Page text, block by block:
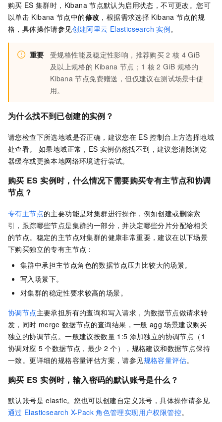
购买 ES 集群时，Kibana 节点默认为启用状态，不可更改。您可
以单击 Kibana 节点中的修改 ， 根据需求选择 Kibana 节点的规
格，具体操作请参见创建阿里云 Elasticsearch 实例。
重要 受规格性能及稳定性影响，推荐购买 2 核 4 GiB
及以上规格的 Kibana 节点；1 核 2 GiB 规格的
Kibana 节点免费赠送，但仅建议在测试场景中使
用。
为什么找不到已创建的实例？
请您检查下所选地域是否正确，建议您在 ES 控制台上方选择地域
处查看。 如果地域正常，ES 实例仍然找不到，建议您清除浏览
器缓存或更换本地网络环境进行尝试。
购买 ES 实例时，什么情况下需要购买专有主节点和协调
节点？
专有主节点的主要功能是对集群进行操作，例如创建或删除索
引，跟踪哪些节点是集群的一部分，并决定哪些分片分配给相关
的节点。稳定的主节点对集群的健康非常重要，建议在以下场景
下购买独立的专有主节点：
集群中承担主节点角色的数据节点压力比较大的场景。
写入场景下。
对集群的稳定性要求较高的场景。
协调节点主要承担所有的查询和写入请求，为数据节点做请求转
发，同时 merge 数据节点的查询结果，一般 agg 场景建议购买
独立的协调节点。一般建议按数量 1:5 添加独立的协调节点（1
协调对应 5 个数据节点，最少 2 个），规格建议和数据节点保持
一致。更详细的规格容量评估方案，请参见规格容量评估。
购买 ES 实例时，输入密码的默认账号是什么？
默认账号是 elastic。您也可以创建自定义账号，具体操作请参见
通过 Elasticsearch X-Pack 角色管理实现用户权限管控。